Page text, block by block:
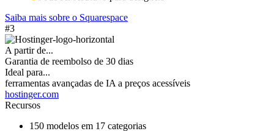
Saiba mais sobre o Squarespace
#3
A partir de...
Garantia de reembolso de 30 dias
Ideal para...
ferramentas avançadas de IA a preços acessíveis
hostinger.com
Recursos
150 modelos em 17 categorias